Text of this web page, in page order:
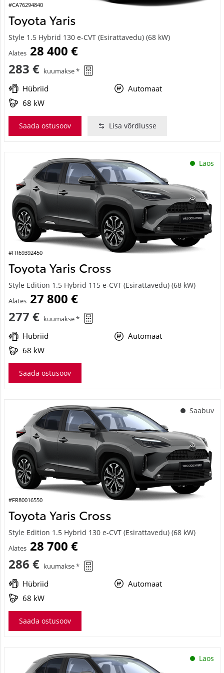
#CA76294840
Toyota Yaris
Style 1.5 Hybrid 130 e-CVT (Esirattavedu) (68 kW)
Alates 28 400 €
283 € kuumakse *
Hübriid
Automaat
68 kW
Saada ostusoov Lisa võrdlusse
Laos
#FR69392450
Toyota Yaris Cross
Style Edition 1.5 Hybrid 115 e-CVT (Esirattavedu) (68 kW)
Alates 27 800 €
277 € kuumakse *
Hübriid
Automaat
68 kW
Saada ostusoov
Saabuv
#FR80016550
Toyota Yaris Cross
Style Edition 1.5 Hybrid 130 e-CVT (Esirattavedu) (68 kW)
Alates 28 700 €
286 € kuumakse *
Hübriid
Automaat
68 kW
Saada ostusoov
Laos